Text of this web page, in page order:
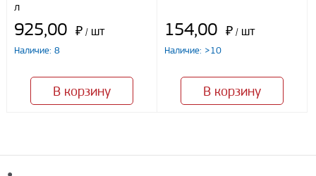
л
925,00 ₽ / шт
Наличие: 8
В корзину
154,00 ₽ / шт
Наличие: >10
В корзину